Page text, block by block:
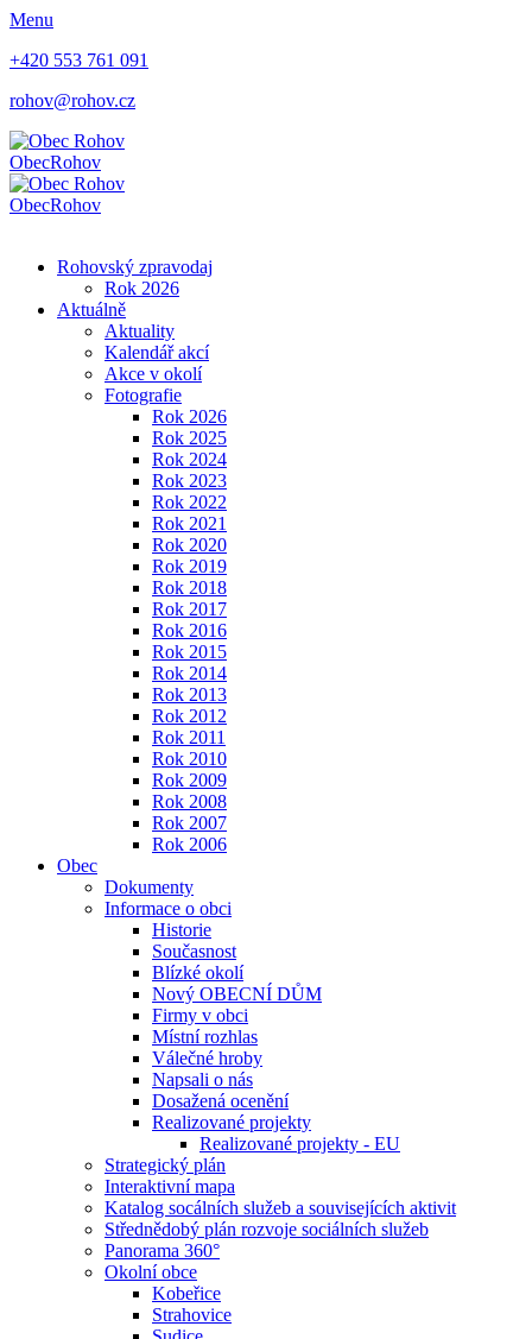
Menu
+420 553 761 091
rohov@rohov.cz
ObecRohov
ObecRohov
Rohovský zpravodaj
Rok 2026
Aktuálně
Aktuality
Kalendář akcí
Akce v okolí
Fotografie
Rok 2026
Rok 2025
Rok 2024
Rok 2023
Rok 2022
Rok 2021
Rok 2020
Rok 2019
Rok 2018
Rok 2017
Rok 2016
Rok 2015
Rok 2014
Rok 2013
Rok 2012
Rok 2011
Rok 2010
Rok 2009
Rok 2008
Rok 2007
Rok 2006
Obec
Dokumenty
Informace o obci
Historie
Současnost
Blízké okolí
Nový OBECNÍ DŮM
Firmy v obci
Místní rozhlas
Válečné hroby
Napsali o nás
Dosažená ocenění
Realizované projekty
Realizované projekty - EU
Strategický plán
Interaktivní mapa
Katalog socálních služeb a souvisejících aktivit
Střednědobý plán rozvoje sociálních služeb
Panorama 360°
Okolní obce
Kobeřice
Strahovice